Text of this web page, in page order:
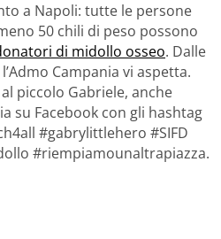
a Napoli: tutte le persone
50 chili di peso possono
di midollo osseo. Dalle
Campania vi aspetta.
piccolo Gabriele, anche
su Facebook con gli hashtag
#gabrylittlehero #SIFD
#riempiamounaltrapiazza.